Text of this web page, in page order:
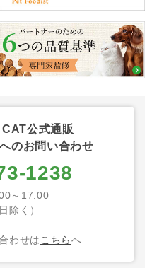
公式通販
のお問い合わせ
1238
～17:00
除く）
わせは こちらへ